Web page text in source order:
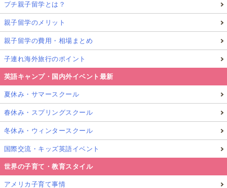
プチ親子留学とは？
親子留学のメリット
親子留学の費用・相場まとめ
子連れ海外旅行のポイント
英語キャンプ・国内外イベント最新
夏休み・サマースクール
春休み・スプリングスクール
冬休み・ウィンタースクール
国際交流・キッズ英語イベント
世界の子育て・教育スタイル
アメリカ子育て事情